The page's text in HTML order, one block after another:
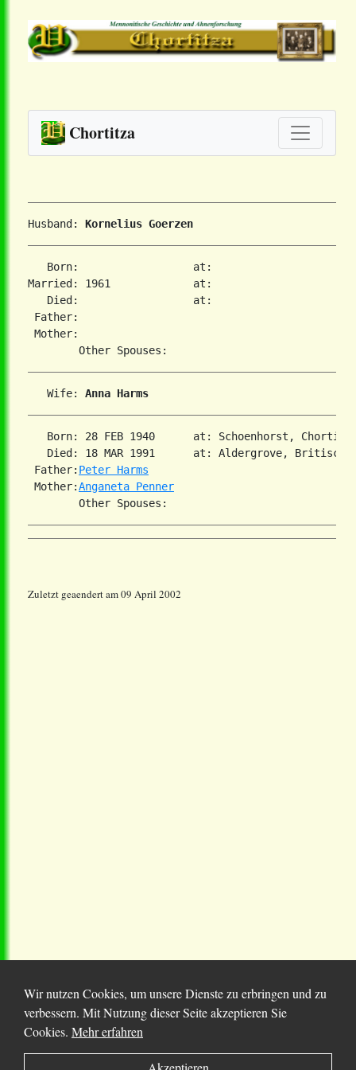
Chortitza
Husband: Kornelius Goerzen
   Born:                  at:
Married: 1961             at:
   Died:                  at:
Father:
Mother:
   Wife:
Anna Harms
Born: 28 FEB 1940      at: Schoenhorst,
Died: 18 MAR 1991      at: Aldergrove,
Father: Peter Harms
Mother:Anganeta Penner
Zuletzt geaendert am 09 April 2002
© 2025 Chortitza.org | Supported byD. F. Plett
Wir nutzen Cookies, um unsere Dienste zu erbringen und zu
verbessern. Mit Nutzung dieser Seite akzeptieren Sie
Cookies. Mehr erfahren